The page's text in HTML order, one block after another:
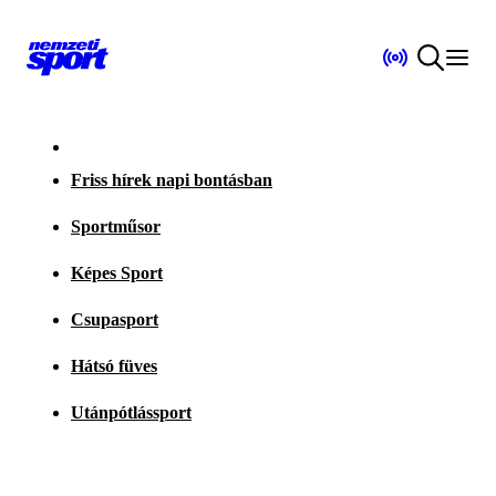
Friss hírek napi bontásban
Sportműsor
Képes Sport
Csupasport
Hátsó füves
Utánpótlássport